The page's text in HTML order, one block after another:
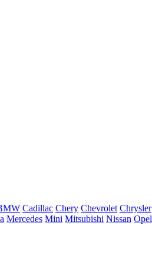
Cadillac Chery Chevrolet Chrysler
Mercedes Mini Mitsubishi Nissan Opel